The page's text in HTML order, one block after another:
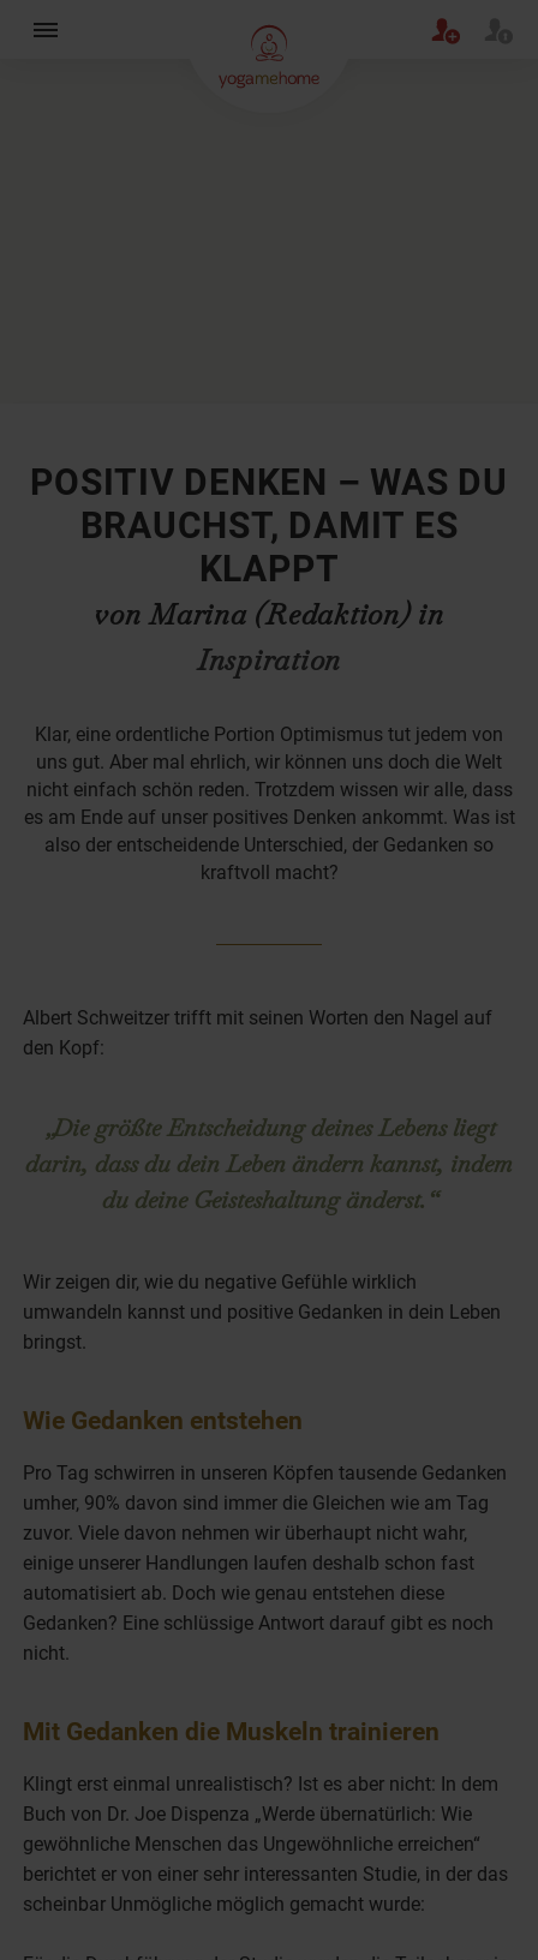
POSITIV DENKEN – WAS DU
BRAUCHST, DAMIT ES
KLAPPT
von Marina (Redaktion) in
Inspiration
Klar, eine ordentliche Portion Optimismus tut jedem von
uns gut. Aber mal ehrlich, wir können uns doch die Welt
nicht einfach schön reden. Trotzdem wissen wir alle, dass
es am Ende auf unser positives Denken ankommt. Was ist
also der entscheidende Unterschied, der Gedanken so
kraftvoll macht?
Albert Schweitzer trifft mit seinen Worten den Nagel auf
den Kopf:
„Die größte Entscheidung deines Lebens liegt
darin, dass du dein Leben ändern kannst, indem
du deine Geisteshaltung änderst.“
Wir zeigen dir, wie du negative Gefühle wirklich
umwandeln kannst und positive Gedanken in dein Leben
bringst.
Wie Gedanken entstehen
Pro Tag schwirren in unseren Köpfen tausende Gedanken
umher, 90% davon sind immer die Gleichen wie am Tag
zuvor. Viele davon nehmen wir überhaupt nicht wahr,
einige unserer Handlungen laufen deshalb schon fast
automatisiert ab. Doch wie genau entstehen diese
Gedanken? Eine schlüssige Antwort darauf gibt es noch
nicht.
Mit Gedanken die Muskeln trainieren
Klingt erst einmal unrealistisch? Ist es aber nicht: In dem
Buch von Dr. Joe Dispenza „Werde übernatürlich: Wie
gewöhnliche Menschen das Ungewöhnliche erreichen“
berichtet er von einer sehr interessanten Studie, in der das
scheinbar Unmögliche möglich gemacht wurde: